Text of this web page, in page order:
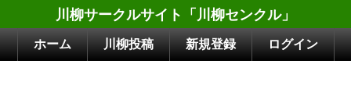
川柳サークルサイト「川柳センクル」
ホーム 川柳投稿 新規登録 ログイン